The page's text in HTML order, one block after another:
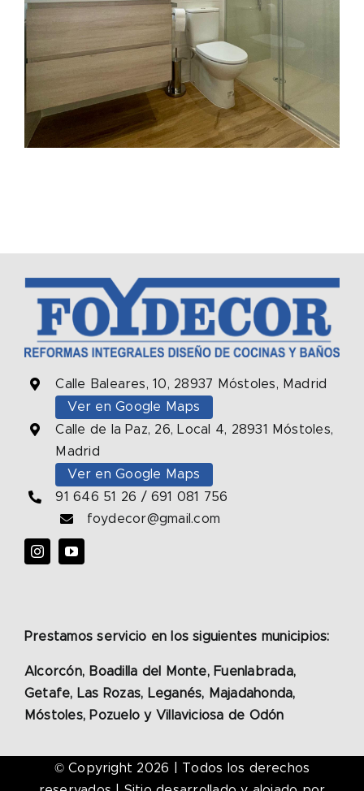
Calle Baleares, 10, 28937 Móstoles, Madrid
Ver en Google Maps
Calle de la Paz, 26, Local 4, 28931 Móstoles,
Madrid
Ver en Google Maps
91 646 51 26 / 691 081 756
foydecor@gmail.com
Prestamos servicio en los siguientes municipios:
Alcorcón, Boadilla del Monte, Fuenlabrada,
Getafe, Las Rozas, Leganés, Majadahonda,
Móstoles, Pozuelo y Villaviciosa de Odón
© Copyright 2026 | Todos los derechos